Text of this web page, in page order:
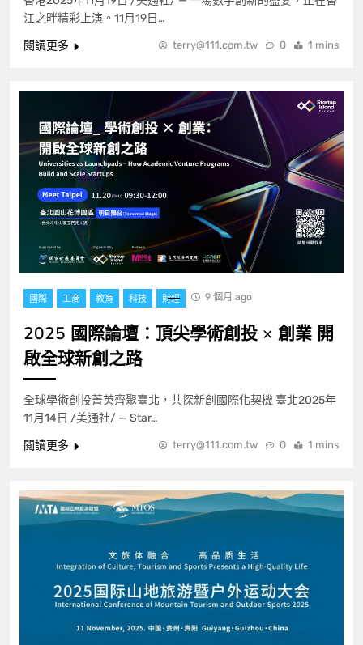
江之畔精彩上演。11月19日…
閱讀更多
terry@111.com.tw 0 1 mins
國際 工商 教育 科技 財經 9 個月 ago
2025 國際論壇：頂尖學術創投 × 創業 開
啟全球新創之路
全球學術創投菁英齊聚臺北，共探新創國際化契機 臺北2025年
11月14日 /美通社/ — Star…
閱讀更多
terry@111.com.tw 0 1 mins